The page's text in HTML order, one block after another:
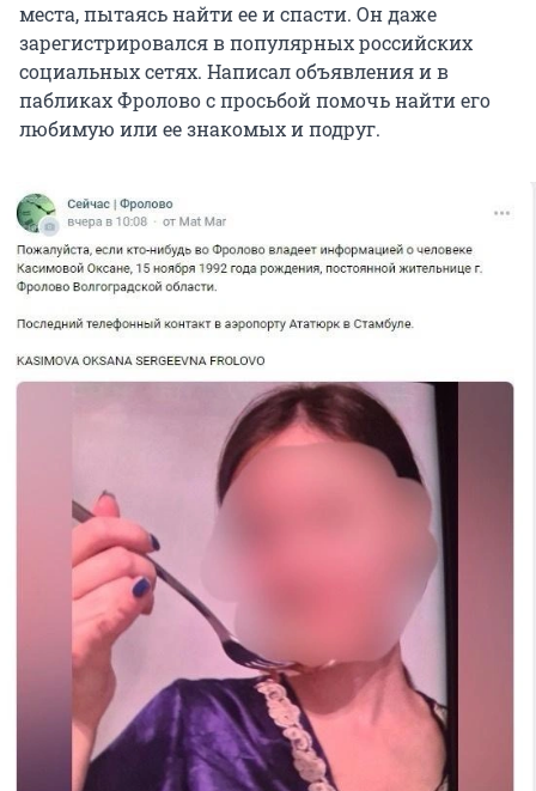
места, пытаясь найти ее и спасти. Он даже
зарегистрировался в популярных российских
социальных сетях. Написал объявления и в
пабликах Фролово с просьбой помочь найти его
любимую или ее знакомых и подруг.